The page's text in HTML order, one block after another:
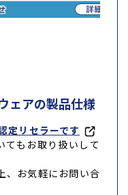
ェアの製品仕様
定リセラーです
もお取り扱いして
、お気軽にお問い合